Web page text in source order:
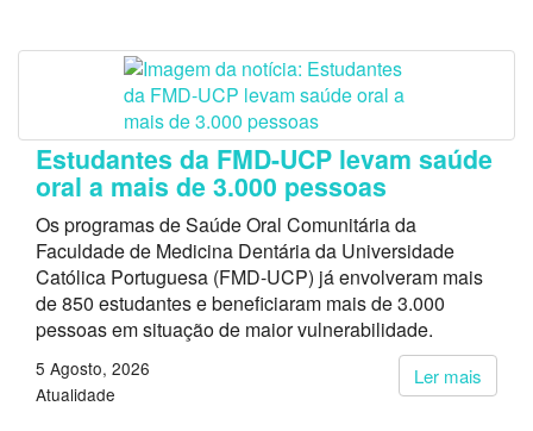
Estudantes da FMD-UCP levam saúde
oral a mais de 3.000 pessoas
Os programas de Saúde Oral Comunitária da
Faculdade de Medicina Dentária da Universidade
Católica Portuguesa (FMD-UCP) já envolveram mais
de 850 estudantes e beneficiaram mais de 3.000
pessoas em situação de maior vulnerabilidade.
Ler mais
5 Agosto, 2026
Atualidade